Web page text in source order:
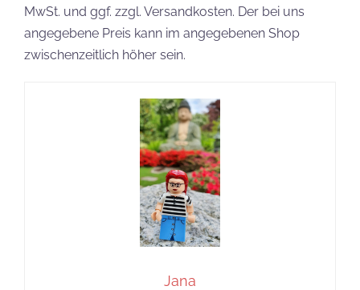
MwSt. und ggf. zzgl. Versandkosten. Der bei uns
angegebene Preis kann im angegebenen Shop
zwischenzeitlich höher sein.
Jana